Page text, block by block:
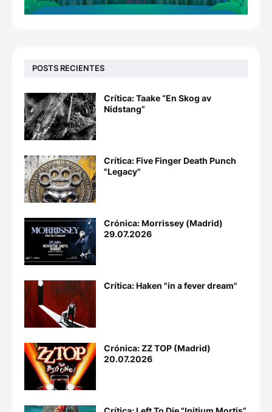
POSTS RECIENTES
Crítica: Taake “En Skog av
Nidstang”
Crítica: Five Finger Death Punch
"Legacy"
Crónica: Morrissey (Madrid)
29.07.2026
Crítica: Haken "in a fever dream"
Crónica: ZZ TOP (Madrid)
20.07.2026